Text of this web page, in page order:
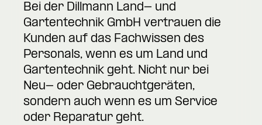
Bei der Dillmann Land- und
Gartentechnik GmbH vertrauen die
Kunden auf das Fachwissen des
Personals, wenn es um Land und
Gartentechnik geht. Nicht nur bei
Neu- oder Gebrauchtgeräten,
sondern auch wenn es um Service
oder Reparatur geht.